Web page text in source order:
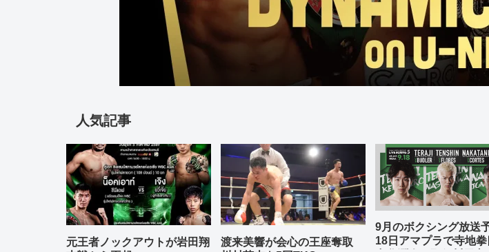
人気記事
元王者ノックアウトが岩田翔
渡来美響が会心の王座奪取
9月のボクシング放送
18日アマプラで寺地拳